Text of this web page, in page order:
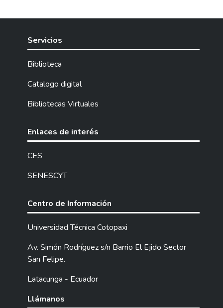
Servicios
Biblioteca
Catalogo digital
Bibliotecas Virtuales
Enlaces de interés
CES
SENESCYT
Centro de Información
Universidad Técnica Cotopaxi
Av. Simón Rodríguez s/n Barrio El Ejido Sector
San Felipe.
Latacunga - Ecuador
Llámanos